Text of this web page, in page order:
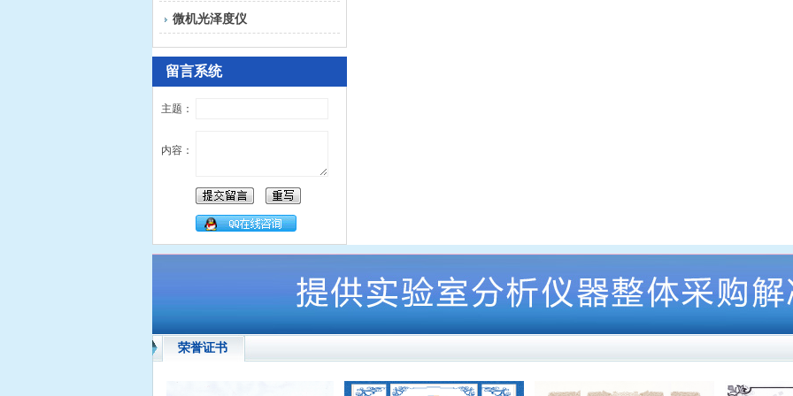
微机光泽度仪
留言系统
主题：
内容：
荣誉证书